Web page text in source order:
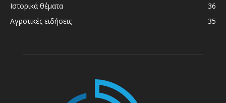
Ιστορικά θέματα
36
Αγροτικές ειδήσεις
35